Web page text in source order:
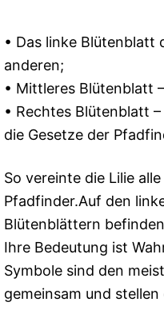
• Das linke Blütenblatt
anderen;
• Mittleres Blütenblatt
• Rechtes Blütenblatt
die Gesetze der
So vereinte die Lilie
Pfadfinder.Auf den
Blütenblättern
Ihre Bedeutung ist
Symbole sind den
gemeinsam und